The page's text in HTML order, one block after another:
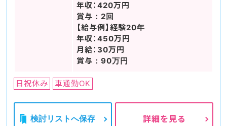
年収：420万円
賞与：2回
【給与例】経験20年
年収：450万円
月給：30万円
賞与：90万円
日祝休み 車通勤OK
検討リストへ保存 詳細を見る